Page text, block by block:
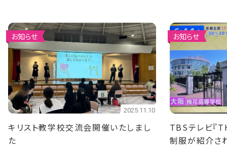
お知らせ
2025.11.10
キリスト教学校交流会開催いたしまし
た
お知らせ
TBSテレビ『
制服が紹介さ